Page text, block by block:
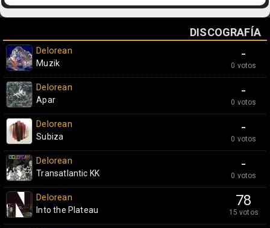
DISCOGRAFÍA
-
0 votos
Delorean
Muzik
-
0 votos
Delorean
Apar
-
0 votos
Delorean
Subiza
-
0 votos
Delorean
Transatlantic KK
78
15 votos
Delorean
Into the Plateau